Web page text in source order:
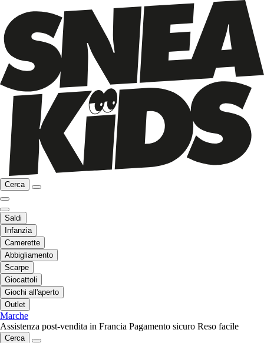
Cerca
Saldi
Infanzia
Camerette
Abbigliamento
Scarpe
Giocattoli
Giochi all'aperto
Outlet
Marche
Assistenza post-vendita in Francia Pagamento sicuro Reso facile
Cerca